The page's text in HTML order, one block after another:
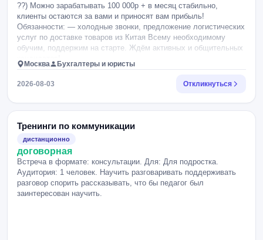
??) Можно зарабатывать 100 000р + в месяц стабильно,
клиенты остаются за вами и приносят вам прибыль!
Обязанности: — холодные звонки, предложение логистических
услуг по доставке товаров из Китая Всему необходимому
обучим, поддержим на старте. Ждём активных и общительных
кандидатов!.
Москва Бухгалтеры и юристы
2026-08-03 Откликнуться
Тренинги по коммуникации
дистанционно
договорная
Встреча в формате: консультации. Для: Для подростка.
Аудитория: 1 человек. Научить разговаривать поддерживать
разговор спорить рассказывать, что бы педагог был
заинтересован научить.